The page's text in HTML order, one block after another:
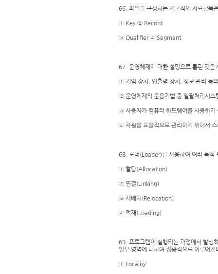
66. 파일을 구성하는 기본적인 자료항목
① Key ② Record
③ Qualifier ④ Segment
67. 운영체제에 대한 설명으로 틀린 것은?
① 기억 장치, 입출력 장치, 정보 관리 등
② 운영체제의 운용기법 중 일괄처리시스
③ 사용자가 컴퓨터 하드웨어를 사용하기
④ 자원을 효율적으로 관리하기 위해서
68. 로더(Loader)를 사용하여 여러 목적
① 할당(Allocation)
② 연결(Linking)
③ 재배치(Relocation)
④ 적재(Loading)
69. 프로그램이 실행되는 과정에서 발생
일부 영역에 대하여 집중적으로 이루어
① Locality